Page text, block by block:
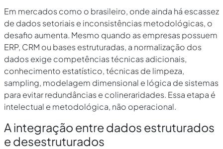
Em mercados como o brasileiro, onde ainda há escassez
de dados setoriais e inconsistências metodológicas, o
desafio aumenta. Mesmo quando as empresas possuem
ERP, CRM ou bases estruturadas, a normalização dos
dados exige competências técnicas adicionais,
conhecimento estatístico, técnicas de limpeza,
sampling, modelagem dimensional e lógica de sistemas
para evitar redundâncias e colineraridades. Essa etapa é
intelectual e metodológica, não operacional.
A integração entre dados estruturados
e desestruturados